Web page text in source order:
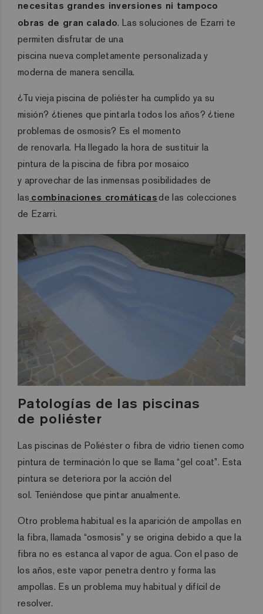
necesitas grandes inversiones ni tampoco
obras de gran calado. Las soluciones de Ezarri te
permiten disfrutar de una
piscina nuevacompletamente personalizada y
moderna de manera sencilla.
¿Tu vieja piscina de poliéster ha cumplido ya su
misión? ¿tienes que pintarla todos los años? ¿tiene
problemas de osmosis? Es el momento
de renovarla. Ha llegado la hora de sustituir la
pintura de la piscina de fibra pormosaico
y aprovecharde las inmensas posibilidades de
las combinaciones cromáticasde las colecciones
de Ezarri.
Patologías de las piscinas
de poliéster
Las piscinas de Poliéster o fibra de vidrio tienen como
pintura de terminación lo que se llama “gelcoat”. Esta
pintura se deteriora por la acción del
sol. Teniéndose que pintar anualmente.
Otro problema habitual es la aparición de ampollas en
la fibra, llamada “osmosis” y se origina debido a que la
fibra no es estanca al vapor de agua. Con el paso de
los años, este vapor penetra dentro y forma las
ampollas. Esun problema muy habitual y difícil de
resolver.